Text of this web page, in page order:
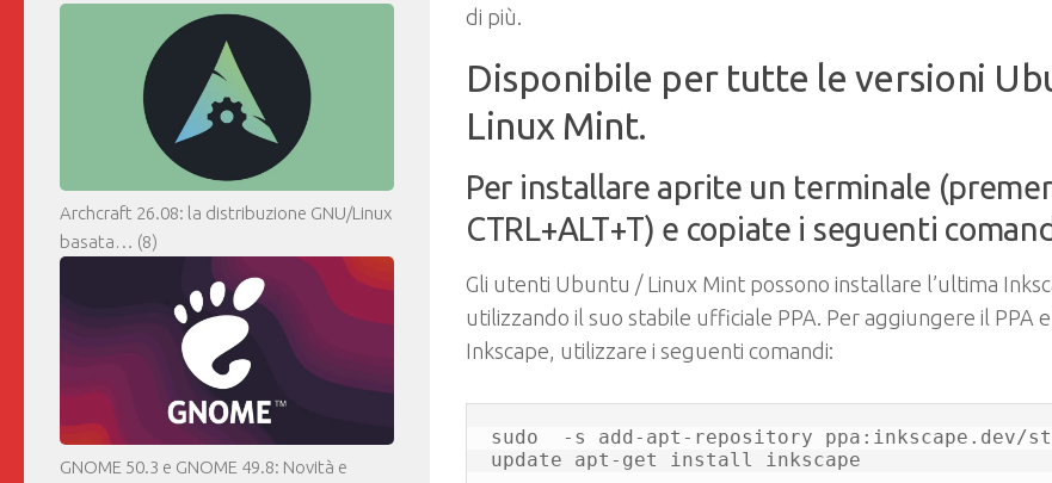
di più.
Disponibile per tutte le versioni
Linux Mint.
Per installare aprite un terminale
CTRL+ALT+T) e copiate i seguenti
Gli utenti Ubuntu / Linux Mint possono installare l’ultima
utilizzando il suo stabile ufficiale PPA. Per aggiungere il PPA
Inkscape, utilizzare i seguenti comandi:
sudo  -s add-apt-repository ppa:inkscape.dev/
update apt-get install inkscape
Archcraft 26.08: la distribuzione GNU/Linux
basata… (8)
GNOME 50.3 e GNOME 49.8: Novità e